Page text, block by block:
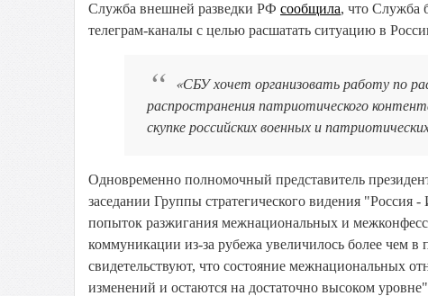
Служба внешней разведки РФ сообщила, что Служба
телеграм-каналы с целью расшатать ситуацию в
«СБУ хочет организовать работу по
распространения патриотического
скупке российских военных и
Одновременно полномочный представитель
заседании Группы стратегического видения "Россия
попыток разжигания межнациональных и
коммуникации из-за рубежа увеличилось более чем в
свидетельствуют, что состояние межнациональных
изменений и остаются на достаточно высоком